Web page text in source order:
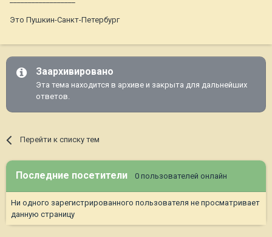
Это Пушкин-Санкт-Петербург
Заархивировано
Эта тема находится в архиве и закрыта для дальнейших
ответов.
Перейти к списку тем
Последние посетители 0 пользователей онлайн
Ни одного зарегистрированного пользователя не просматривает
данную страницу